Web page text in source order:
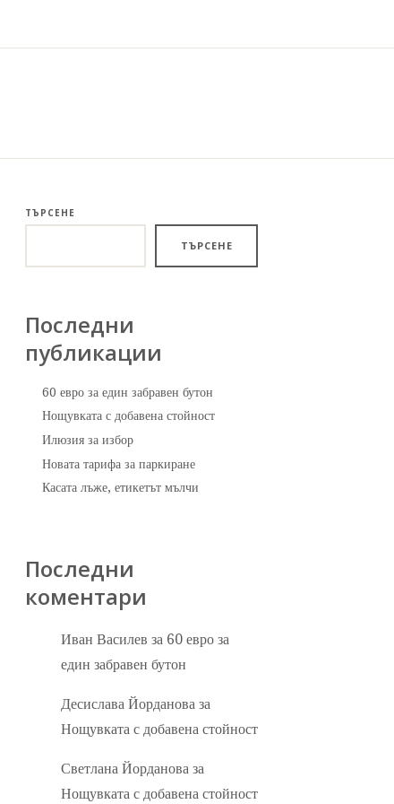
ТЪРСЕНЕ
ТЪРСЕНЕ
Последни
публикации
60 евро за един забравен бутон
Нощувката с добавена стойност
Илюзия за избор
Новата тарифа за паркиране
Касата лъже, етикетът мълчи
Последни
коментари
Иван Василев за 60 евро за
един забравен бутон
Десислава Йорданова за
Нощувката с добавена стойност
Светлана Йорданова за
Нощувката с добавена стойност